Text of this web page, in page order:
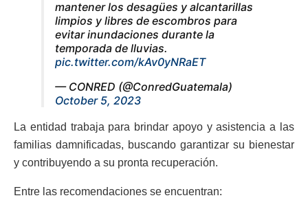
mantener los desagües y alcantarillas
limpios y libres de escombros para
evitar inundaciones durante la
temporada de lluvias.
pic.twitter.com/kAv0yNRaET
— CONRED (@ConredGuatemala)
October 5, 2023
La entidad trabaja para brindar apoyo y asistencia a las
familias damnificadas, buscando garantizar su bienestar
y contribuyendo a su pronta recuperación.
Entre las recomendaciones se encuentran: